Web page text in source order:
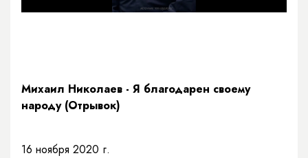
Михаил Николаев - Я благодарен своему
народу (Отрывок)
16 ноября 2020 г.